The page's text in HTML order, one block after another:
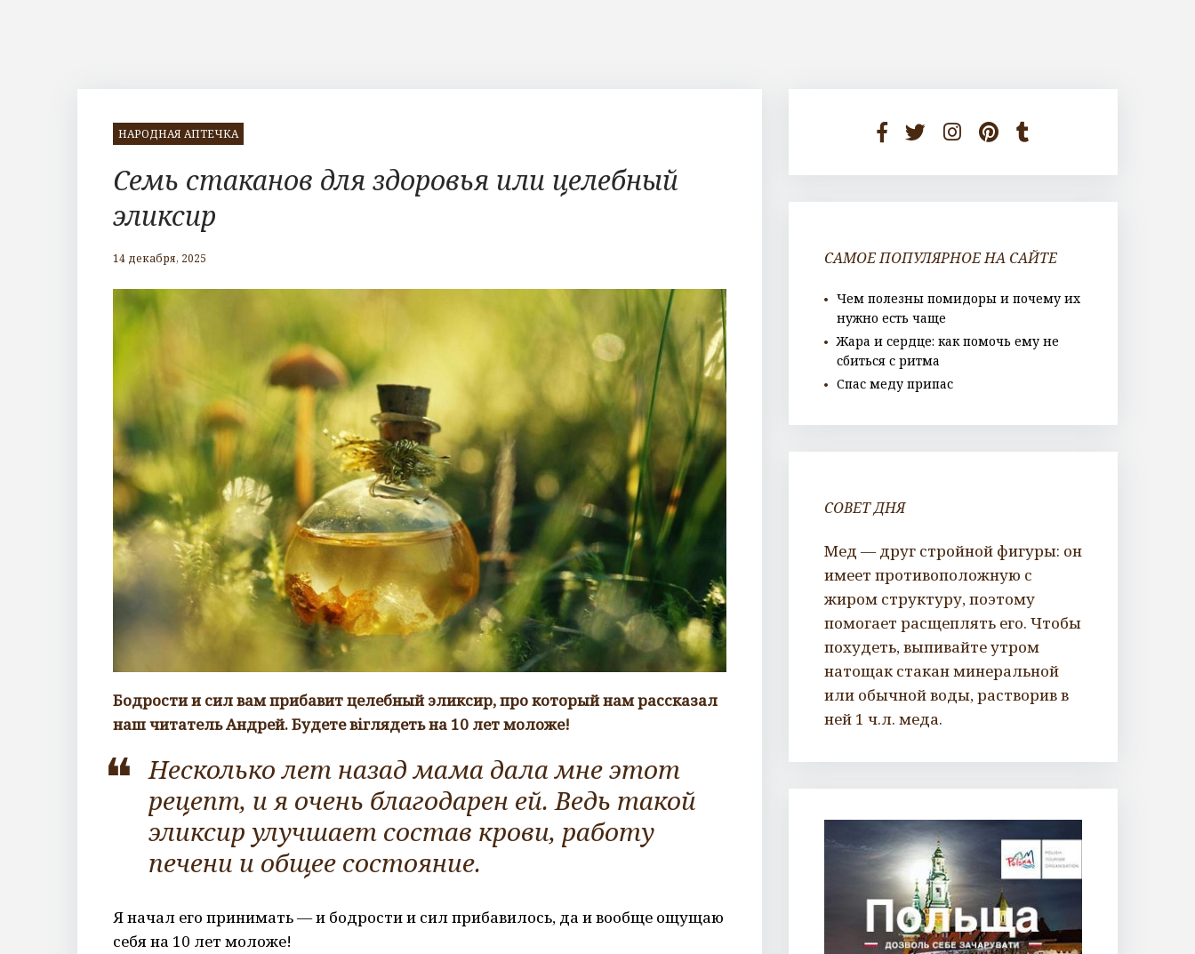
НАРОДНАЯ АПТЕЧКА
Семь стаканов для здоровья или целебный
эликсир
14 декабря, 2025
Бодрости и сил вам прибавит целебный эликсир, про который нам рассказал
наш читатель Андрей. Будете віглядеть на 10 лет моложе!
Несколько лет назад мама дала мне этот
рецепт, и я очень благодарен ей. Ведь такой
эликсир улучшает состав крови, работу
печени и общее состояние.
Я начал его принимать — и бодрости и сил прибавилось, да и вообще ощущаю
себя на 10 лет моложе!
САМОЕ ПОПУЛЯРНОЕ НА САЙТЕ
Чем полезны помидоры и почему их
нужно есть чаще
Жара и сердце: как помочь ему не
сбиться с ритма
Спас меду припас
СОВЕТ ДНЯ
Мед — друг стройной фигуры: он
имеет противоположную с
жиром структуру, поэтому
помогает расщеплять его. Чтобы
похудеть, выпивайте утром
натощак стакан минеральной
или обычной воды, растворив в
ней 1 ч.л. меда.